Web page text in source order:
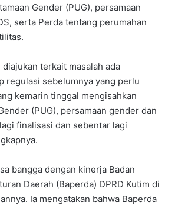
Gender (PUG), persamaan
serta Perda tentang perumahan
diajukan terkait masalah ada
regulasi sebelumnya yang perlu
kemarin tinggal mengisahkan
(PUG), persamaan gender dan
finalisasi dan sebentar lagi
bangga dengan kinerja Badan
Daerah (Baperda) DPRD Kutim di
Ia mengatakan bahwa Baperda